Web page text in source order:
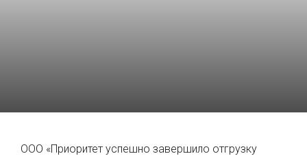
ООО «Приоритет успешно завершило отгрузку